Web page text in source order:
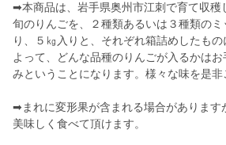
➡本商品は、岩手県奥州市江刺で育て収穫
旬のりんごを、２種類あるいは３種類のミ
り、５㎏入りと、それぞれ箱詰めしたもの
よって、どんな品種のりんごが入るかは
みということになります。様々な味を是非
➡まれに変形果が含まれる場合があります
美味しく食べて頂けます。